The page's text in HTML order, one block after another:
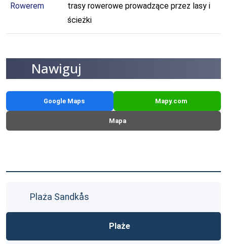
Rowerem
trasy rowerowe prowadzące przez lasy i
ścieżki
Nawiguj
Google Maps Mapy.com
Mapa
Plaża Sandkås
Plaże